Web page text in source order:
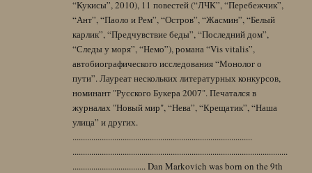
“Кукисы”, 2010), 11 повестей (“ЛЧК”, “Перебежчик”,
“Ант”, “Паоло и Рем”, “Остров”, “Жасмин”, “Белый
карлик”, “Предчувствие беды”, “Последний дом”,
“Следы у моря”, “Немо”), романа “Vis vitalis”,
автобиографического исследования “Монолог о
пути”. Лауреат нескольких литературных конкурсов,
номинант "Русского Букера 2007". Печатался в
журналах "Новый мир", “Нева”, “Крещатик”, “Наша
улица” и других.
......................................................................................
.......................................................................................................
................................... Dan Markovich was born on the 9th